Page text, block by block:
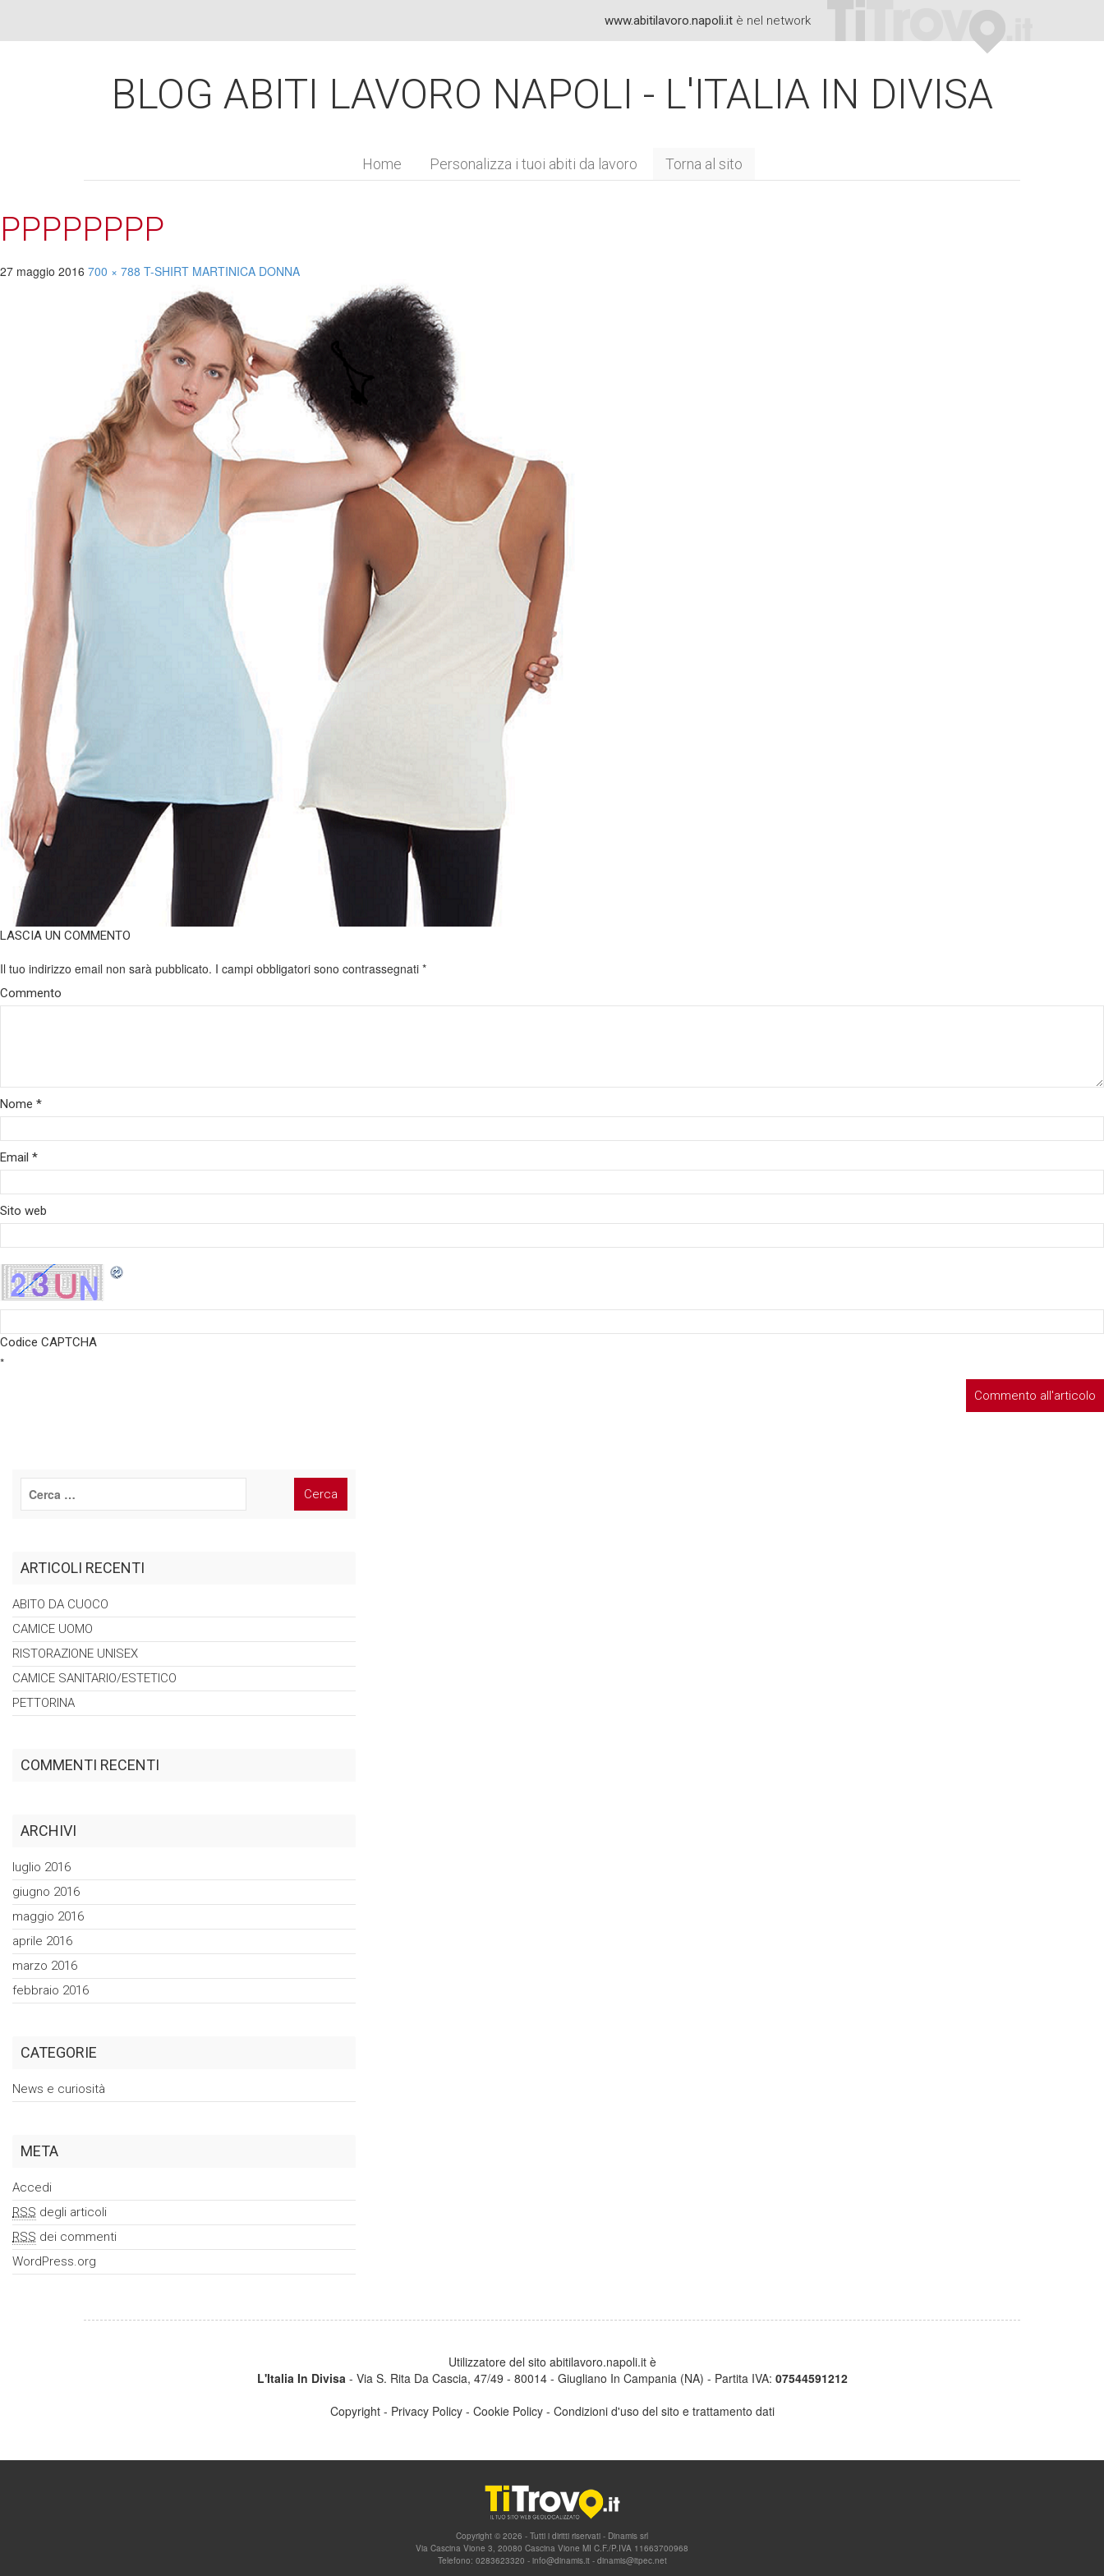
www.abitilavoro.napoli.it è nel network
BLOG ABITI LAVORO NAPOLI - L'ITALIA IN DIVISA
Home Personalizza i tuoi abiti da lavoro Torna al sito
PPPPPPPP
27 maggio 2016 700 × 788 T-SHIRT MARTINICA DONNA
LASCIA UN COMMENTO
Il tuo indirizzo email non sarà pubblicato. I campi obbligatori sono contrassegnati *
Commento
Nome *
Email *
Sito web
Codice CAPTCHA
*
ARTICOLI RECENTI
ABITO DA CUOCO
CAMICE UOMO
RISTORAZIONE UNISEX
CAMICE SANITARIO/ESTETICO
PETTORINA
COMMENTI RECENTI
ARCHIVI
luglio 2016
giugno 2016
maggio 2016
aprile 2016
marzo 2016
febbraio 2016
CATEGORIE
News e curiosità
META
Accedi
RSS degli articoli
RSS dei commenti
WordPress.org
Utilizzatore del sito abitilavoro.napoli.it è
L'Italia In Divisa- Via S. Rita Da Cascia, 47/49 - 80014 - Giugliano In Campania (NA) - Partita IVA: 07544591212
Copyright- Privacy Policy- Cookie Policy- Condizioni d'uso del sito e trattamento dati